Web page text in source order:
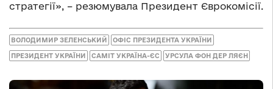
стратегії», – резюмувала Президент Єврокомісії.
ВОЛОДИМИР ЗЕЛЕНСЬКИЙ ОФІС ПРЕЗИДЕНТА УКРАЇНИ
ПРЕЗИДЕНТ УКРАЇНИ САМІТ УКРАЇНА-ЄС УРСУЛА ФОН ДЕР ЛЯЄН